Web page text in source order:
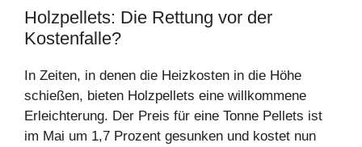
Holzpellets: Die Rettung vor der
Kostenfalle?
In Zeiten, in denen die Heizkosten in die Höhe
schießen, bieten Holzpellets eine willkommene
Erleichterung. Der Preis für eine Tonne Pellets ist
im Mai um 1,7 Prozent gesunken und kostet nun